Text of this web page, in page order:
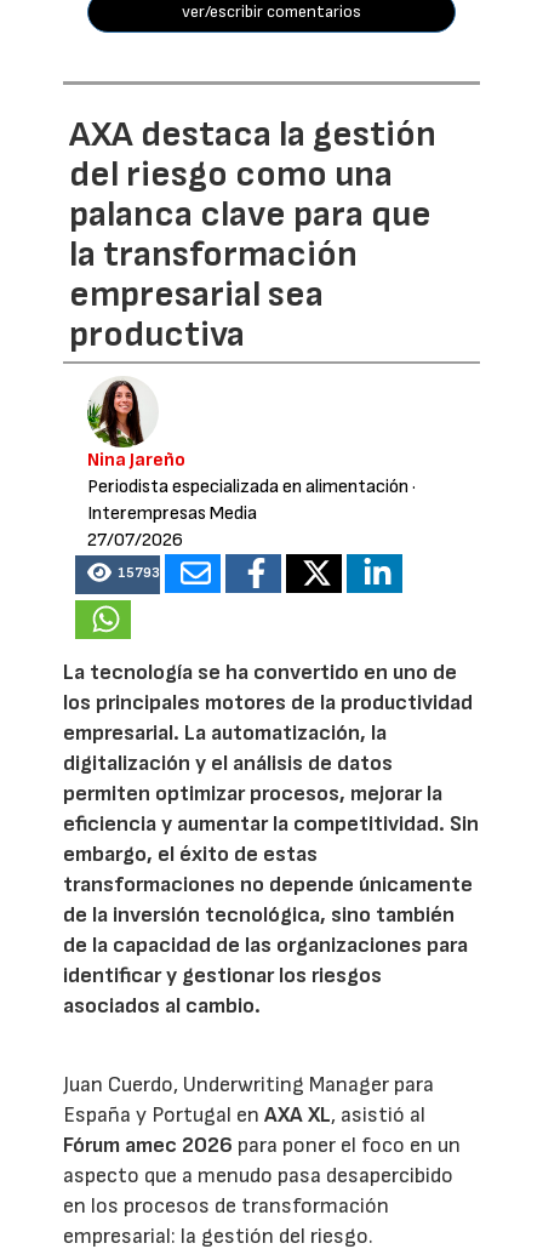
ver/escribir comentarios
AXA destaca la gestión
del riesgo como una
palanca clave para que
la transformación
empresarial sea
productiva
Nina Jareño
Periodista especializada en alimentación ·
Interempresas Media
27/07/2026
15793
La tecnología se ha convertido en uno de
los principales motores de la productividad
empresarial. La automatización, la
digitalización y el análisis de datos
permiten optimizar procesos, mejorar la
eficiencia y aumentar la competitividad. Sin
embargo, el éxito de estas
transformaciones no depende únicamente
de la inversión tecnológica, sino también
de la capacidad de las organizaciones para
identificar y gestionar los riesgos
asociados al cambio.
Juan Cuerdo, Underwriting Manager para
España y Portugal enAXA XL, asistió al
Fórum amec 2026 para poner el foco en un
aspecto que a menudo pasa desapercibido
en los procesos de transformación
empresarial: la gestión del riesgo.